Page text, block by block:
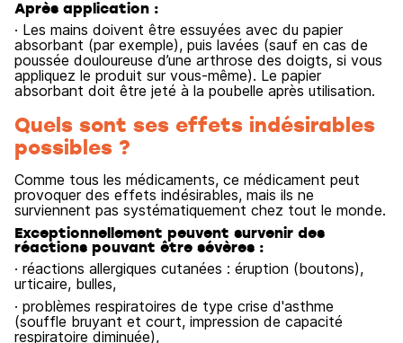
Après application :
· Les mains doivent être essuyées avec du papier
absorbant (par exemple), puis lavées (sauf en cas de
poussée douloureuse d’une arthrose des doigts, si vous
appliquez le produit sur vous-même). Le papier
absorbant doit être jeté à la poubelle après utilisation.
Quels sont ses effets indésirables
possibles ?
Comme tous les médicaments, ce médicament peut
provoquer des effets indésirables, mais ils ne
surviennent pas systématiquement chez tout le monde.
Exceptionnellement peuvent survenir des
réactions pouvant être sévères :
· réactions allergiques cutanées : éruption (boutons),
urticaire, bulles,
· problèmes respiratoires de type crise d'asthme
(souffle bruyant et court, impression de capacité
respiratoire diminuée),